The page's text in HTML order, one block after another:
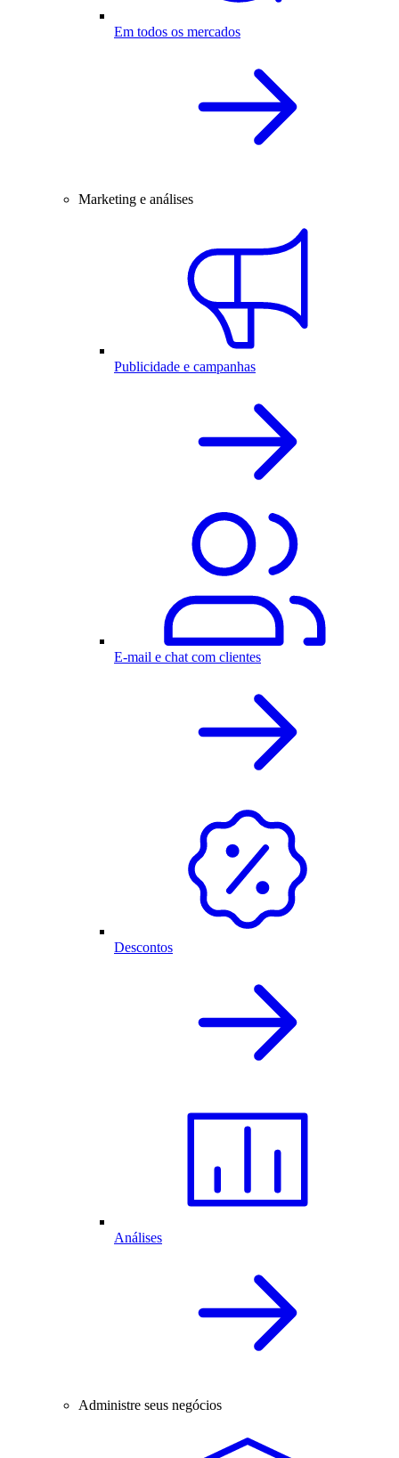
Em todos os mercados
Marketing e análises
Publicidade e campanhas
E-mail e chat com clientes
Descontos
Análises
Administre seus negócios